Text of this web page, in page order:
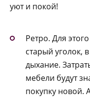
уют и покой!
Ретро. Для
старый уголок,
дыхание.
мебели будут
покупку новой.